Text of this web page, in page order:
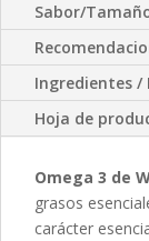
Sabor/
Ingredientes
Hoja de
Omega 3 de
grasos
carácter